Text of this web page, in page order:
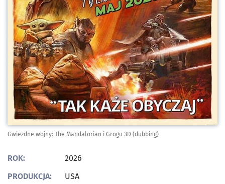
Gwiezdne wojny: The Mandalorian i Grogu 3D (dubbing)
ROK:
2026
PRODUKCJA:
USA